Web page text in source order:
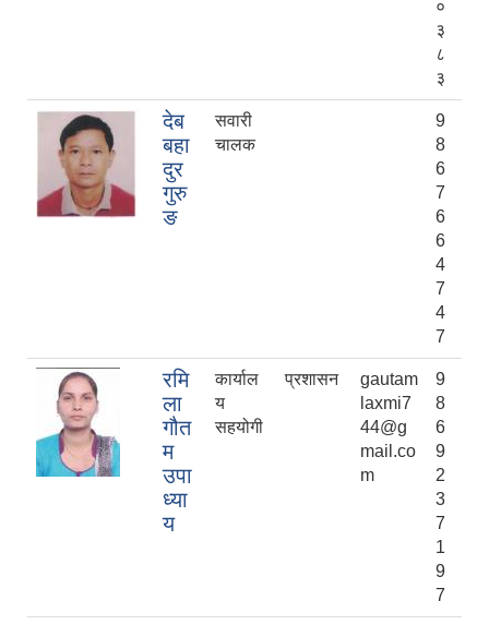
०
३
८
३
देब
बहा
दुर
गुरु
ङ
सवारी
चालक
9
8
6
7
6
6
4
7
4
7
रमि
ला
गौत
म
उपा
ध्या
य
कार्याल
य
सहयोगी
प्रशासन
gautam
laxmi7
44@g
mail.co
m
9
8
6
9
2
3
7
1
9
7